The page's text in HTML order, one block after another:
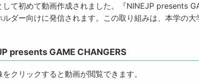
して初めて動画作成されました。『NINEJP presents
ルダー向けに発信されます。この取り組みは、本学の
presents GAME CHANGERS
をクリックすると動画が閲覧できます。